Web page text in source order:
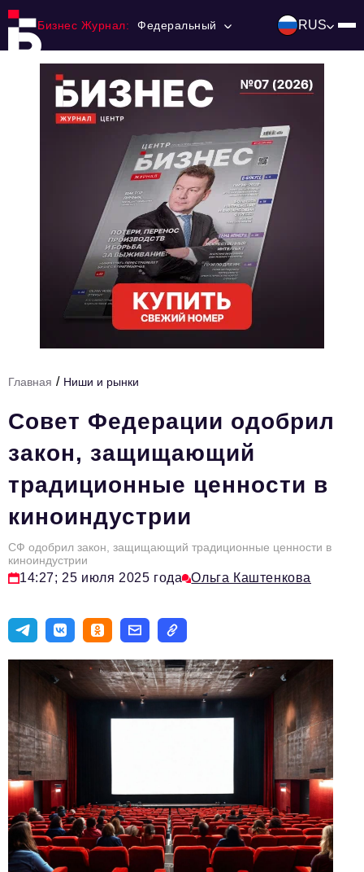
Бизнес Журнал: Федеральный RUS
Ниши и рынки
Технологии и тренды
HR
Персона номера
Юридический практикум
Стиль жизни
Туризм
Импортозамещение
Эксперты
Авторские материалы
Телефон редакции:
Электронные почты редакции:
Информационный отдел
info@business-magazine.online
Отдел рекламы
reklama@business-magazine.online
Главная / Ниши и рынки
Совет Федерации одобрил
закон, защищающий
традиционные ценности в
киноиндустрии
СФ одобрил закон, защищающий традиционные ценности в
киноиндустрии
14:27; 25 июля 2025 года Ольга Каштенкова